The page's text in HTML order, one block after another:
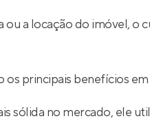
ou a locação do imóvel,
os principais benefícios
sólida no mercado, ele